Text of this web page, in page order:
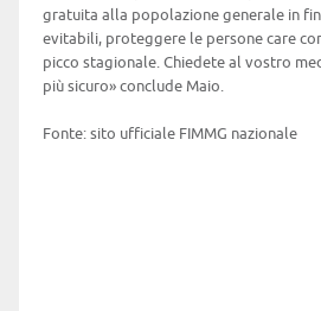
gratuita alla popolazione generale in
evitabili, proteggere le persone care
picco stagionale. Chiedete al vostro
più sicuro» conclude Maio.
Fonte: sito ufficiale FIMMG nazionale